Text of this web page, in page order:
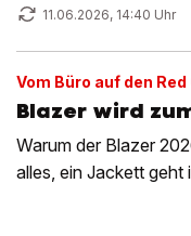
11.06.2026, 14:40 Uhr
Vom Büro auf den
Blazer wird
Warum der Blazer
alles, ein Jackett geht